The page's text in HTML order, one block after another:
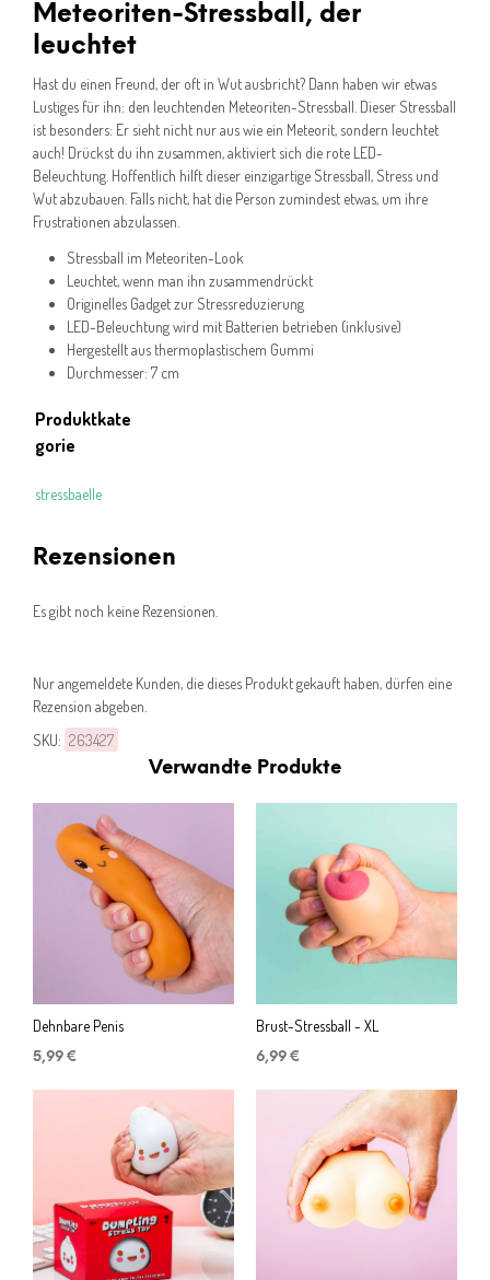
Meteoriten-Stressball, der
leuchtet
Hast du einen Freund, der oft in Wut ausbricht? Dann haben wir etwas
Lustiges für ihn: den leuchtenden Meteoriten-Stressball. Dieser Stressball
ist besonders: Er sieht nicht nur aus wie ein Meteorit, sondern leuchtet
auch! Drückst du ihn zusammen, aktiviert sich die rote LED-
Beleuchtung. Hoffentlich hilft dieser einzigartige Stressball, Stress und
Wut abzubauen. Falls nicht, hat die Person zumindest etwas, um ihre
Frustrationen abzulassen.
Stressball im Meteoriten-Look
Leuchtet, wenn man ihn zusammendrückt
Originelles Gadget zur Stressreduzierung
LED-Beleuchtung wird mit Batterien betrieben (inklusive)
Hergestellt aus thermoplastischem Gummi
Durchmesser: 7 cm
Produktkate
gorie
stressbaelle
Rezensionen
Es gibt noch keine Rezensionen.
Nur angemeldete Kunden, die dieses Produkt gekauft haben, dürfen eine
Rezension abgeben.
SKU: 263427
Verwandte Produkte
Dehnbare Penis
5,99 €
Brust-Stressball - XL
6,99 €